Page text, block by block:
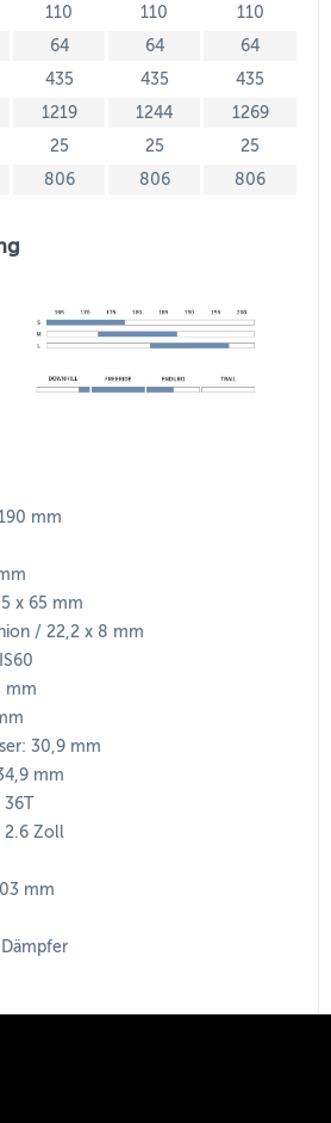
110 110
110
64 64
64
435 435
435
1219 1244
1269
25 25
25
806 806 806
mm
x 65 mm
/ 22,2 x 8 mm
mm
30,9 mm
mm
36T
2.6 Zoll
mm